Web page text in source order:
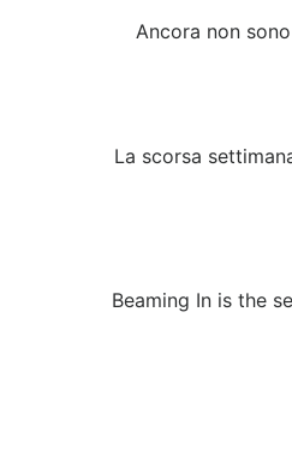
Ancora non
La scorsa
Beaming In is the